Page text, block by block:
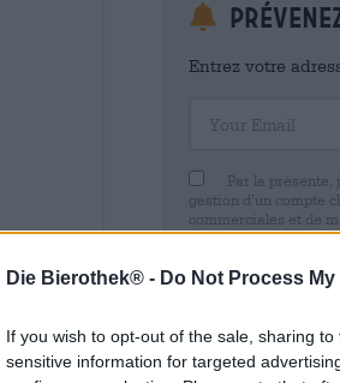
Die Bierothek® - Do Not Process
If you wish to opt-out of the sale, sharing
sensitive information for targeted
Entrez votre
Par la présente,
gestion d’un compte
commerciales et de
avec effet pour
consentement
retrait. Vous